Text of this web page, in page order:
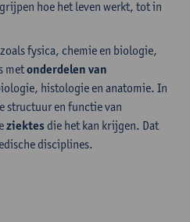
hoe het leven werkt, tot in
zoals fysica, chemie en biologie,
metonderdelen van
histologie en anatomie. In
structuur en functie van
ziektes die het kan krijgen. Dat
disciplines.